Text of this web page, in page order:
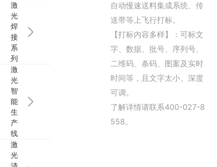
猜球网站-猜球(中国) 阀芯焊接工作站
新能源汽车零配件激光焊接机
模具制造行业中激光加工设备解决方案
激
光
焊
接
系
列
激
光
智
能
生
产
线
激
光
自动慢速送料集成系统、传
送带等上飞行打标。
【打标内容多样】：可标文
字、数据、批号、序列号、
二维码、条码、图案及实时
时间等，且文字太小、深度
可调。
了解详情请联系400-027-8
558。